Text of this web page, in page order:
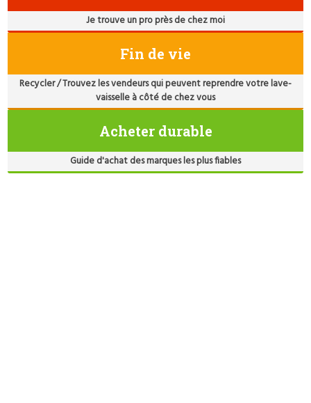
Je trouve un pro près de chez moi
Fin de vie
Recycler / Trouvez les vendeurs qui peuvent reprendre votre lave-
vaisselle à côté de chez vous
Acheter durable
Guide d'achat des marques les plus fiables